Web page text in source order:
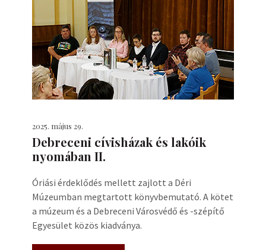
2025. május 29.
Debreceni cívisházak és lakóik
nyomában II.
Óriási érdeklődés mellett zajlott a Déri
Múzeumban megtartott könyvbemutató. A kötet
a múzeum és a Debreceni Városvédő és -szépítő
Egyesület közös kiadványa.